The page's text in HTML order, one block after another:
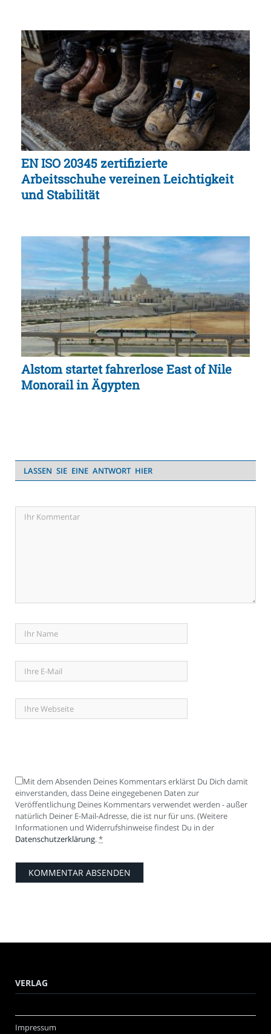
EN ISO 20345 zertifizierte
Arbeitsschuhe vereinen Leichtigkeit
und Stabilität
Alstom startet fahrerlose East of Nile
Monorail in Ägypten
LASSEN SIE EINE ANTWORT HIER
Mit dem Absenden Deines Kommentars erklärst Du Dich damit
einverstanden, dass Deine eingegebenen Daten zur
Veröffentlichung Deines Kommentars verwendet werden - außer
natürlich Deiner E-Mail-Adresse, die ist nur für uns. (Weitere
Informationen und Widerrufshinweise findest Du in der
Datenschutzerklärung.*
VERLAG
Impressum